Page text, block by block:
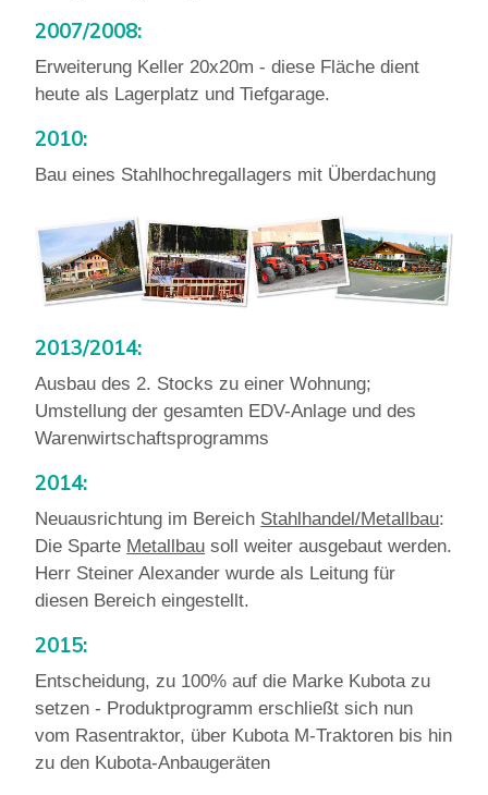
2007/2008:
Erweiterung Keller 20x20m - diese Fläche dient
heute als Lagerplatz und Tiefgarage.
2010:
Bau eines Stahlhochregallagers mit Überdachung
2013/2014:
Ausbau des 2. Stocks zu einer Wohnung;
Umstellung der gesamten EDV-Anlage und des
Warenwirtschaftsprogramms
2014:
Neuausrichtung im Bereich Stahlhandel/Metallbau:
Die Sparte Metallbau soll weiter ausgebaut werden.
Herr Steiner Alexander wurde als Leitung für
diesen Bereich eingestellt.
2015:
Entscheidung, zu 100% auf die Marke Kubota zu
setzen - Produktprogramm erschließt sich nun
vom Rasentraktor, über Kubota M-Traktoren bis hin
zu den Kubota-Anbaugeräten